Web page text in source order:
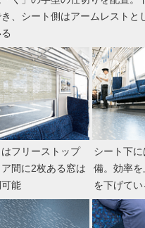
、シート側はアームレストと
フリーストップ
間に2枚ある窓は
能
シート下
備。効率
を下げてい